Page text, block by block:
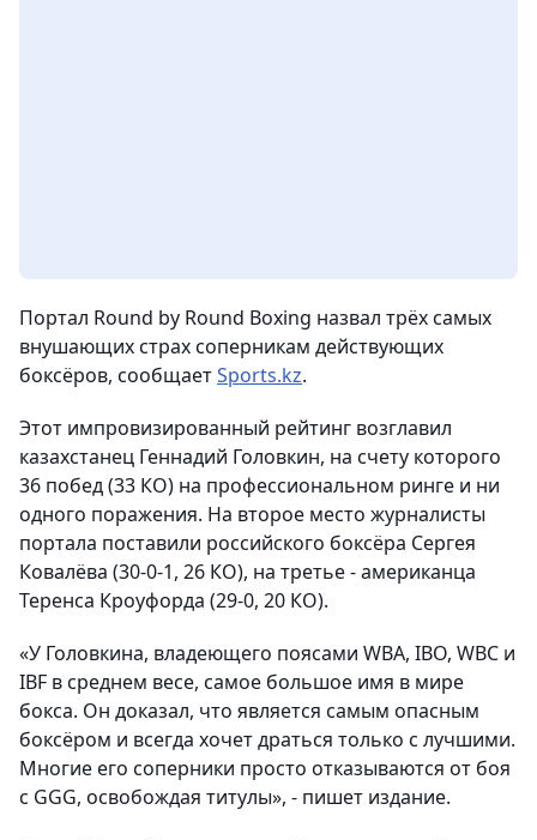
Портал Round by Round Boxing назвал трёх самых
внушающих страх соперникам действующих
боксёров, сообщаетSports.kz.
Этот импровизированный рейтинг возглавил
казахстанец Геннадий Головкин, на счету которого
36 побед (33 КО) на профессиональном ринге и ни
одного поражения. На второе место журналисты
портала поставили российского боксёра Сергея
Ковалёва (30-0-1, 26 КО), на третье - американца
Теренса Кроуфорда (29-0, 20 КО).
«У Головкина, владеющего поясами WBA, IBO, WBC и
IBF в среднем весе, самое большое имя в мире
бокса. Он доказал, что является самым опасным
боксёром и всегда хочет драться только с лучшими.
Многие его соперники просто отказываются от боя
с GGG, освобождая титулы», - пишет издание.